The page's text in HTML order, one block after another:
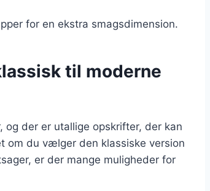
for en ekstra smagsdimension.
til moderne
og der er utallige opskrifter, der kan
om du vælger den klassiske version
er der mange muligheder for